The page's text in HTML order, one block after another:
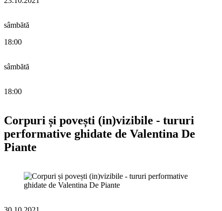
sâmbătă
18:00
sâmbătă
18:00
Corpuri și povești (in)vizibile - tururi
performative ghidate de Valentina De
Piante